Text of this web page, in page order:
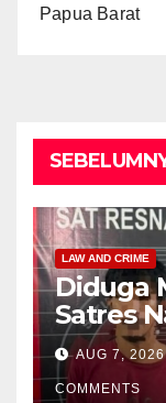
Papua Barat
LAW AND CRIME
Diduga
Satres
AUG 7, 2026
COMMENTS